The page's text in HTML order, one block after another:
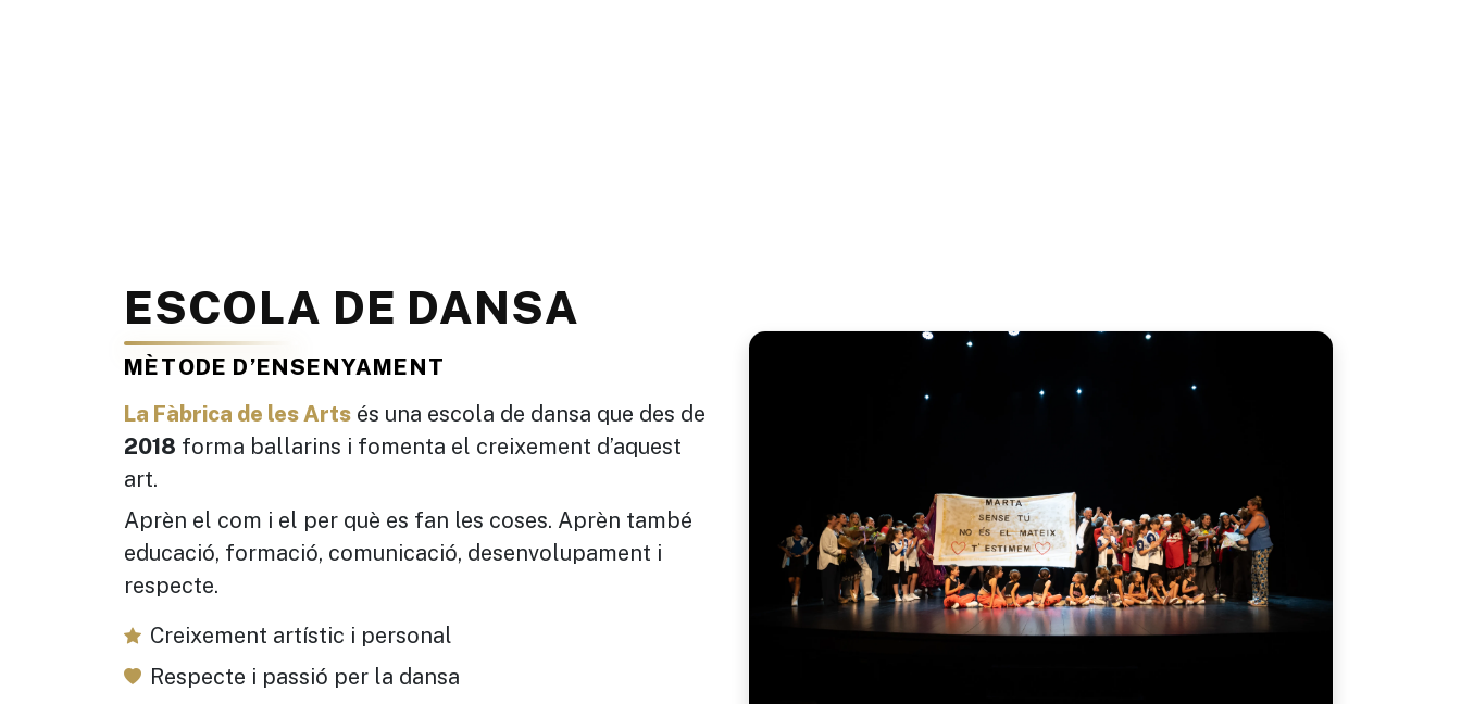
ESCOLA DE DANSA
MÈTODE D’ENSENYAMENT
La Fàbrica de les Arts és una escola de dansa que des de
2018 forma ballarins i fomenta el creixement d’aquest
art.
Aprèn el com i el per què es fan les coses. Aprèn també
educació, formació, comunicació, desenvolupament i
respecte.
Creixement artístic i personal
Respecte i passió per la dansa